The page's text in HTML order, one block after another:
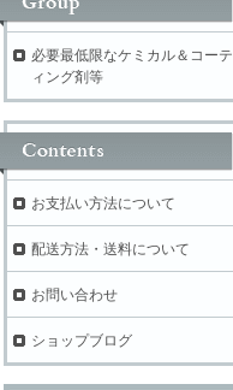
必要最低限なケミカル＆コーテ
ィング剤等
お支払い方法について
配送方法・送料について
お問い合わせ
ショップブログ